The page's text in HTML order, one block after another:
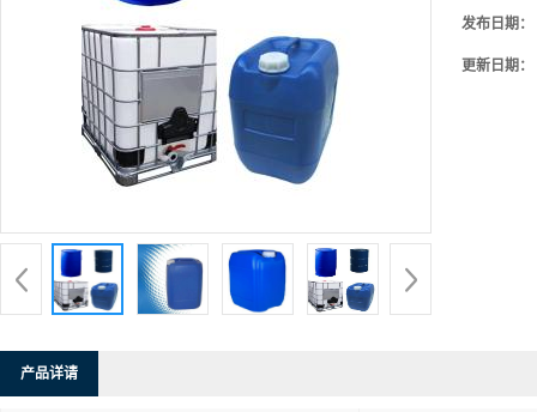
发布日期：
更新日期：
产品详请